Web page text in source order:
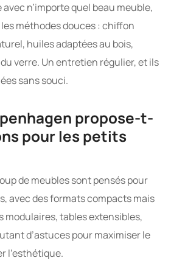
n’importe quel beau meuble,
méthodes douces : chiffon
huiles adaptées au bois,
verre. Un entretien régulier, et ils
sans souci.
propose-t-
pour les petits
de meubles sont pensés pour
avec des formats compacts mais
modulaires, tables extensibles,
d’astuces pour maximiser le
l’esthétique.